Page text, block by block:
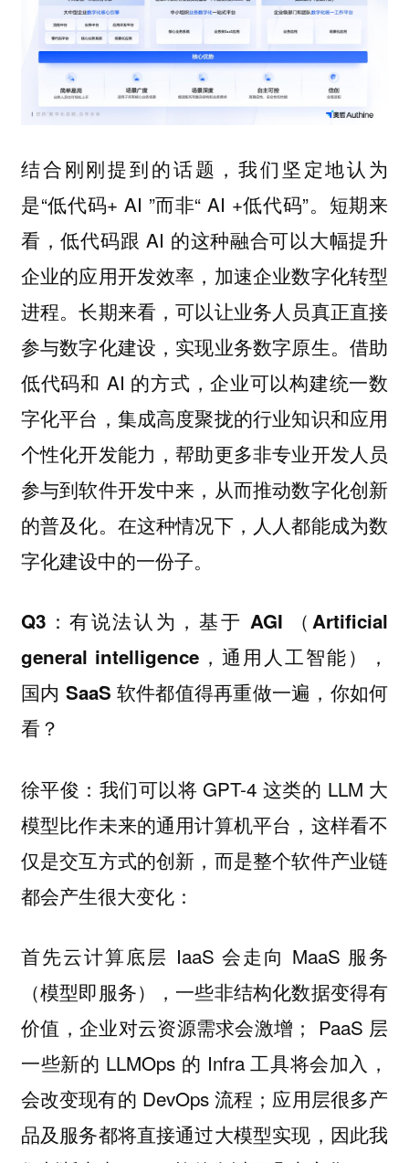
结合刚刚提到的话题，我们坚定地认为
是“低代码+ AI ”而非“ AI +低代码”。短期来
看，低代码跟 AI 的这种融合可以大幅提升
企业的应用开发效率，加速企业数字化转型
进程。长期来看，可以让业务人员真正直接
参与数字化建设，实现业务数字原生。借助
低代码和 AI 的方式，企业可以构建统一数
字化平台，集成高度聚拢的行业知识和应用
个性化开发能力，帮助更多非专业开发人员
参与到软件开发中来，从而推动数字化创新
的普及化。在这种情况下，人人都能成为数
字化建设中的一份子。
Q3：有说法认为，基于 AGI （Artificial
general intelligence，通用人工智能），
国内 SaaS 软件都值得再重做一遍，你如何
看？
徐平俊： 我们可以将 GPT-4 这类的 LLM 大
模型比作未来的通用计算机平台，这样看不
仅是交互方式的创新，而是整个软件产业链
都会产生很大变化：
首先云计算底层 IaaS 会走向 MaaS 服务
（模型即服务），一些非结构化数据变得有
价值，企业对云资源需求会激增； PaaS 层
一些新的 LLMOps 的 Infra 工具将会加入，
会改变现有的 DevOps 流程；应用层很多产
品及服务都将直接通过大模型实现，因此我